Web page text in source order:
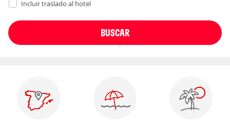
Incluir traslado al hotel